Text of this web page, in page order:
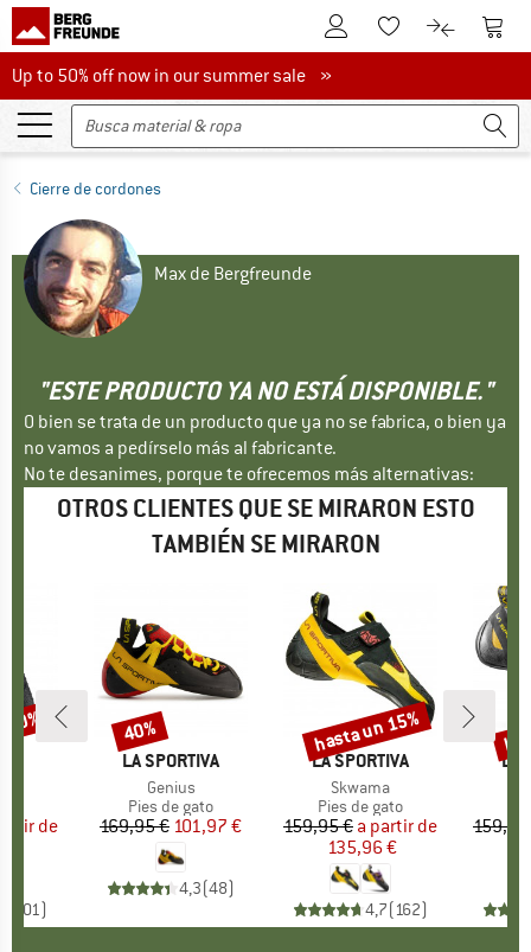
A la cuenta de cliente
A la lista de
A la A la
Up to 50% off now in our summer sale
Up to 50% off now in our summer sale »
Cierre de cordones
Max de Bergfreunde
"ESTE PRODUCTO YA NO ESTÁ DISPONIBLE."
O bien se trata de un producto que ya no se fabrica, o bien ya
no vamos a pedírselo más al fabricante.
No te desanimes, porque te ofrecemos más alternativas:
OTROS CLIENTES QUE SE MIRARON ESTO
TAMBIÉN SE MIRARON
reducido
de
101)
MARCA
LA SPORTIVA
Artículo
Genius
Product group
Pies de gato
Precio
169,95 € Precio reducido
101,97 €
4,3(48)
Descuento
40%
MARCA
LA SPORTIVA
Artículo
Skwama
Product group
Pies de gato
Precio
159,95 € Precio reducido
a partir de
135,96 €
4,7(162)
Descuento
hasta un 15%
LA